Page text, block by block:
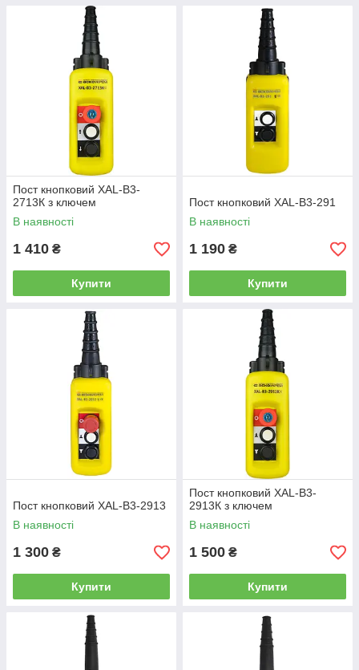
Пост кнопковий XAL-B3-
2713К з ключем
В наявності
1 410 ₴
Купити
Пост кнопковий XAL-B3-291
В наявності
1 190 ₴
Купити
Пост кнопковий XAL-B3-2913
В наявності
1 300 ₴
Купити
Пост кнопковий XAL-B3-
2913К з ключем
В наявності
1 500 ₴
Купити